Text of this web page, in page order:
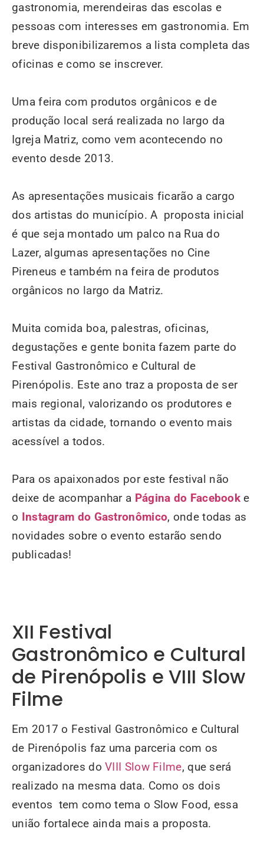
gastronomia, merendeiras das escolas e
pessoas com interesses em gastronomia. Em
breve disponibilizaremos a lista completa das
oficinas e como se inscrever.
Uma feira com produtos orgânicos e de
produção local será realizada no largo da
Igreja Matriz, como vem acontecendo no
evento desde 2013.
As apresentações musicais ficarão a cargo
dos artistas do município. A proposta inicial
é que seja montado um palco na Rua do
Lazer, algumas apresentações no Cine
Pireneus e também na feira de produtos
orgânicos no largo da Matriz.
Muita comida boa, palestras, oficinas,
degustações e gente bonita fazem parte do
Festival Gastronômico e Cultural de
Pirenópolis. Este ano traz a proposta de ser
mais regional, valorizando os produtores e
artistas da cidade, tornando o evento mais
acessível a todos.
Para os apaixonados por este festival não
deixe de acompanhar a Página do Facebook e
o Instagram do Gastronômico, onde todas as
novidades sobre o evento estarão sendo
publicadas!
XII Festival
Gastronômico e Cultural
de Pirenópolis e VIII Slow
Filme
Em 2017 o Festival Gastronômico e Cultural
de Pirenópolis faz uma parceria com os
organizadores doVIII Slow Filme, que será
realizado na mesma data. Como os dois
eventos tem como tema o Slow Food, essa
união fortalece ainda mais a proposta.